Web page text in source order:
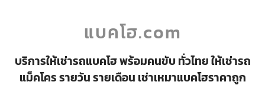
แบคโฮ.com
บริการให้เช่ารถแบคโฮ พร้อมคนขับ ทั่วไทย ให้เช่ารถ
แม็คโคร รายวัน รายเดือน เช่าเหมาแบคโฮราคาถูก